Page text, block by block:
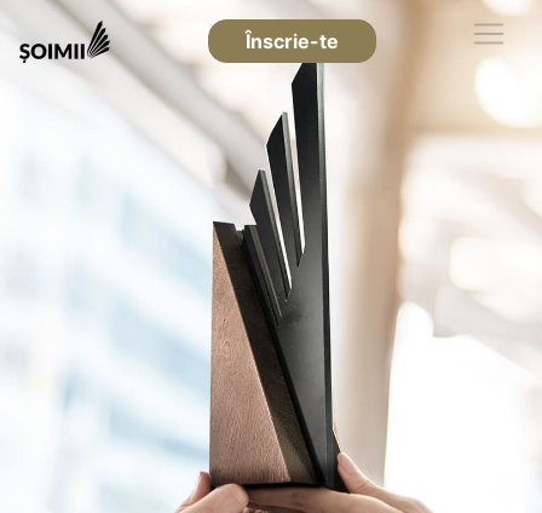
Înscrie-te